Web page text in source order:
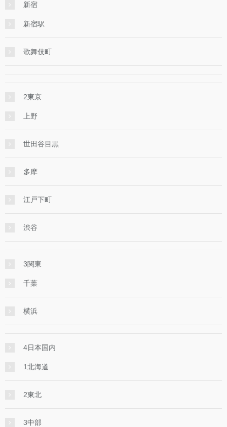
新宿
新宿駅
歌舞伎町
2東京
上野
世田谷目黒
多摩
江戸下町
渋谷
3関東
千葉
横浜
4日本国内
1北海道
2東北
3中部